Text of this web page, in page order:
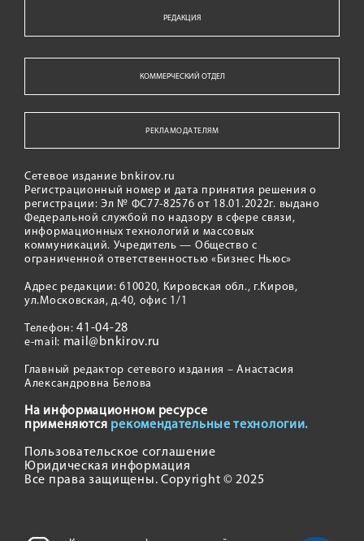
РЕДАКЦИЯ
КОММЕРЧЕСКИЙ ОТДЕЛ
РЕКЛАМОДАТЕЛЯМ
Сетевое издание bnkirov.ru
Регистрационный номер и дата принятия решения о
регистрации: Эл № ФС77-82576 от 18.01.2022г. выдано
Федеральной службой по надзору в сфере связи,
информационных технологий и массовых
коммуникаций. Учредитель — Общество с
ограниченной ответственностью «Бизнес Ньюс»
Адрес редакции: 610020, Кировская обл., г.Киров,
ул.Московская, д.40, офис 1/1
Телефон:41-04-28
e-mail: mail@bnkirov.ru
Главный редактор сетевого издания – Анастасия
Александровна Белова
На информационном ресурсе
применяются рекомендательные технологии.
Пользовательское соглашение
Юридическая информация
Все права защищены. Copyright © 2025